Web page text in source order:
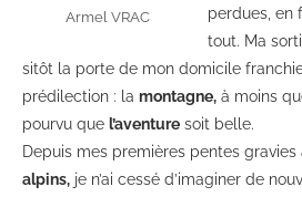
Armel VRAC
perdues, en
tout. Ma
sitôt la porte de mon domicile
prédilection : la montagne, à moins
pourvu que l’aventure soit belle.
Depuis mes premières pentes
alpins, je n’ai cessé d’imaginer de